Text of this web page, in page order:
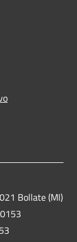
Bollate (MI)